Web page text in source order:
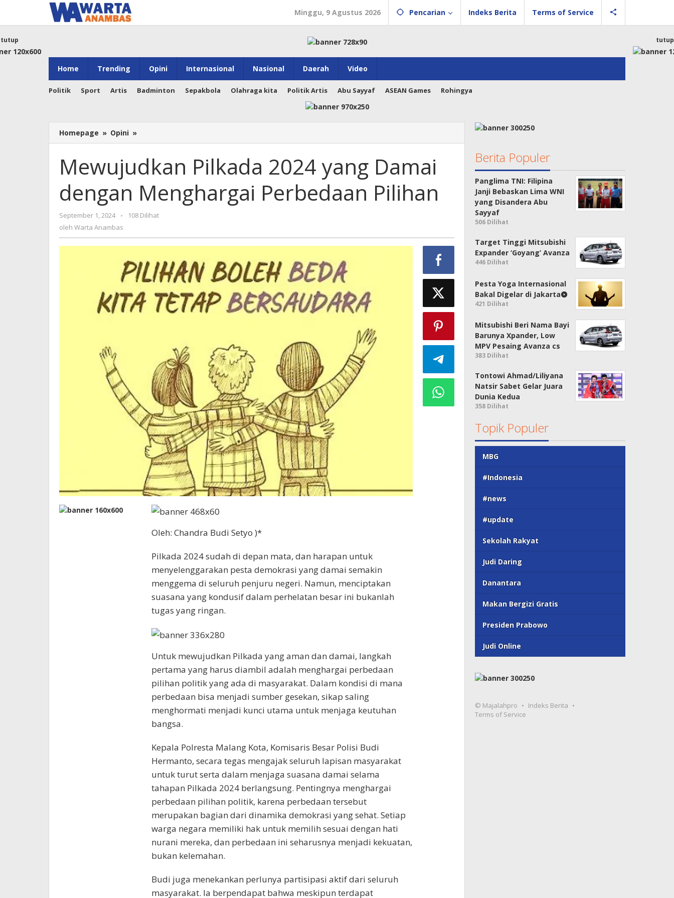
konten
Minggu, 9 Agustus 2026 Pencarian Indeks Berita Terms of Service
Home Trending Opini Internasional Nasional Daerah Video
Politik Sport Artis Badminton Sepakbola Olahraga kita Politik Artis Abu Sayyaf ASEAN Games Rohingya
tutup tutup
Homepage » Opini »
Pilkada
yang
Damai
dengan
Menghargai
Pilihan
Mewujudkan Pilkada 2024 yang Damai
dengan Menghargai Perbedaan Pilihan
September 1, 2024
oleh
-
108 Dilihat
oleh Warta Anambas
Oleh: Chandra Budi Setyo )*
Pilkada 2024 sudah di depan mata, dan harapan untuk
menyelenggarakan pesta demokrasi yang damai semakin
menggema di seluruh penjuru negeri. Namun, menciptakan
suasana yang kondusif dalam perhelatan besar ini bukanlah
tugas yang ringan.
Untuk mewujudkan Pilkada yang aman dan damai, langkah
pertama yang harus diambil adalah menghargai perbedaan
pilihan politik yang ada di masyarakat. Dalam kondisi di mana
perbedaan bisa menjadi sumber gesekan, sikap saling
menghormati menjadi kunci utama untuk menjaga keutuhan
bangsa.
Kepala Polresta Malang Kota, Komisaris Besar Polisi Budi
Hermanto, secara tegas mengajak seluruh lapisan masyarakat
untuk turut serta dalam menjaga suasana damai selama
tahapan Pilkada 2024 berlangsung. Pentingnya menghargai
perbedaan pilihan politik, karena perbedaan tersebut
merupakan bagian dari dinamika demokrasi yang sehat. Setiap
warga negara memiliki hak untuk memilih sesuai dengan hati
nurani mereka, dan perbedaan ini seharusnya menjadi kekuatan,
bukan kelemahan.
Budi juga menekankan perlunya partisipasi aktif dari seluruh
masyarakat. Ia berpendapat bahwa meskipun terdapat
Berita Populer
Panglima TNI: Filipina
Janji Bebaskan Lima WNI
yang Disandera Abu
Sayyaf
506 Dilihat
Target Tinggi Mitsubishi
Expander ‘Goyang’ Avanza
446 Dilihat
Pesta Yoga Internasional
Bakal Digelar di Jakarta
421 Dilihat
Mitsubishi Beri Nama Bayi
Barunya Xpander, Low
MPV Pesaing Avanza cs
383 Dilihat
Tontowi Ahmad/Liliyana
Natsir Sabet Gelar Juara
Dunia Kedua
358 Dilihat
Topik Populer
MBG
#Indonesia
#news
#update
Sekolah Rakyat
Judi Daring
Danantara
Makan Bergizi Gratis
Presiden Prabowo
Judi Online
© Majalahpro
Indeks Berita
Terms of Service